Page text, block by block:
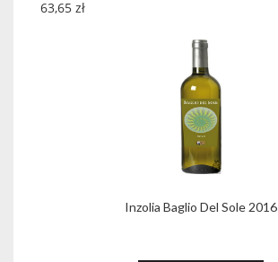
Inzolia Baglio Del Sole 2016
63,65 zł